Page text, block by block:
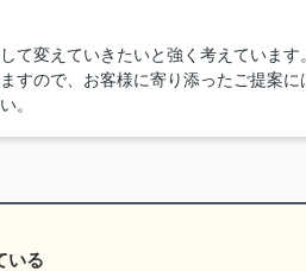
て変えていきたいと強く考えていま
すので、お客様に寄り添ったご提案
。
いる